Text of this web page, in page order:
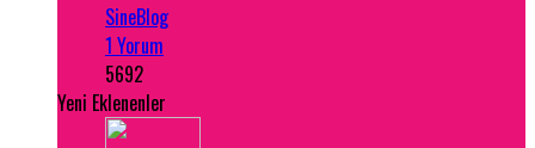
SineBlog
1 Yorum
5692
Yeni Eklenenler